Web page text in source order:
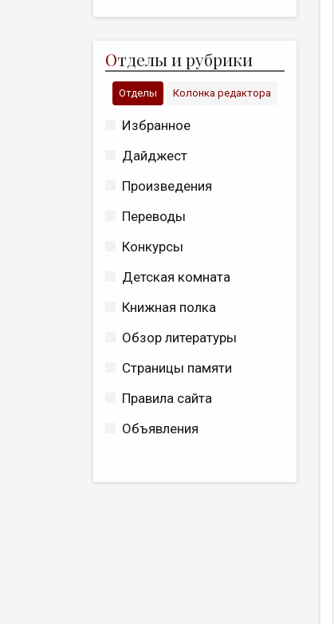
Отделы и рубрики
Отделы Колонка редактора
Избранное
Дайджест
Произведения
Переводы
Конкурсы
Детская комната
Книжная полка
Обзор литературы
Страницы памяти
Правила сайта
Объявления